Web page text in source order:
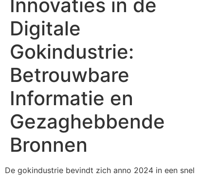
Innovaties in de
Digitale
Gokindustrie:
Betrouwbare
Informatie en
Gezaghebbende
Bronnen
De gokindustrie bevindt zich anno 2024 in een snel